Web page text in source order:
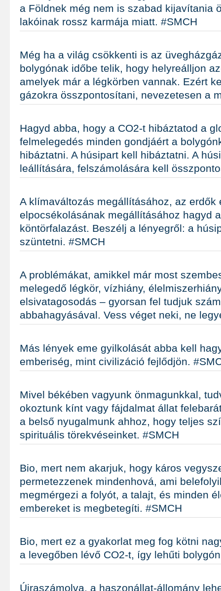
a Földnek még nem is szabad kijavítania
lakóinak rossz karmája miatt. #SMCH
Még ha a világ csökkenti is az
bolygónak időbe telik, hogy helyreálljon
amelyek már a légkörben vannak. Ezért
gázokra összpontosítani, nevezetesen a
Hagyd abba, hogy a CO2-t hibáztatod a
felmelegedés minden gondjáért a
hibáztatni. A húsipart kell hibáztatni. A
leállítására, felszámolására kell
A klímaváltozás megállításához, az erdők
elpocsékolásának megállításához hagyd
köntörfalazást. Beszélj a lényegről: a
szüntetni. #SMCH
A problémákat, amikkel már most
melegedő légkör, vízhiány,
elsivatagosodás – gyorsan fel tudjuk
abbahagyásával. Vess véget neki, ne
Más lények eme gyilkolását abba kell
emberiség, mint civilizáció fejlődjön.
Mivel békében vagyunk önmagunkkal,
okoztunk kínt vagy fájdalmat állat
a belső nyugalmunk ahhoz, hogy teljes
spirituális törekvéseinket. #SMCH
Bio, mert nem akarjuk, hogy káros
permetezzenek mindenhová, ami
megmérgezi a folyót, a talajt, és minden
embereket is megbetegíti. #SMCH
Bio, mert ez a gyakorlat meg fog kötni
a levegőben lévő CO2-t, így lehűti
Újraszámolva, a haszonállat-állomány